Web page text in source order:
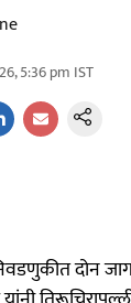
5:36 pm IST
दोन